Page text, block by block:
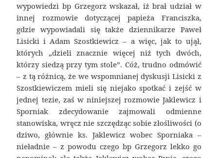
wypowiedzi bp Grzegorz wskazał, iż brał udział w
innej rozmowie dotyczącej papieża Franciszka,
gdzie wypowiadali się także dziennikarze Paweł
Lisicki i Adam Szostkiewicz – a więc, jak to ujął,
których „dzieli znacznie więcej niż tych dwóch,
którzy siedzą przy tym stole”. Cóż, trudno odmówić
– z tą różnicą, że we wspomnianej dyskusji Lisicki z
Szostkiewiczem mieli się niejako spotkać i zejść w
jednej tezie, zaś w niniejszej rozmowie Jaklewicz i
Sporniak zdecydowanie zajmowali odmienne
stanowiska, wręcz nie szczędząc sobie złośliwości (o
dziwo, głównie ks. Jaklewicz wobec Sporniaka –
nieładnie – z powodu czego bp Grzegorz lekko go